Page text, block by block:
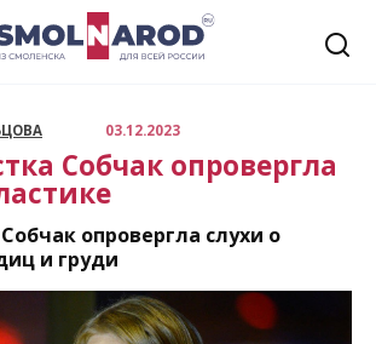
03.12.2023
Собчак опровергла
опровергла слухи о
и груди